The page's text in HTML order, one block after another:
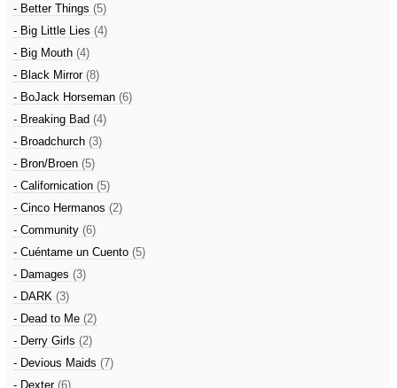
- Better Things (5)
- Big Little Lies (4)
- Big Mouth (4)
- Black Mirror (8)
- BoJack Horseman (6)
- Breaking Bad (4)
- Broadchurch (3)
- Bron/Broen (5)
- Californication (5)
- Cinco Hermanos (2)
- Community (6)
- Cuéntame un Cuento (5)
- Damages (3)
- DARK (3)
- Dead to Me (2)
- Derry Girls (2)
- Devious Maids (7)
- Dexter (6)